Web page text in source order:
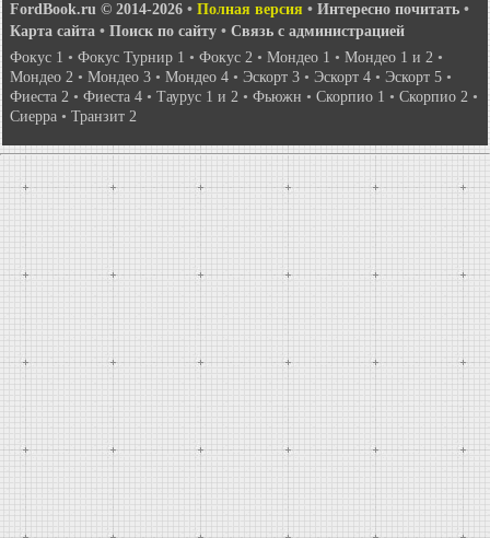
FordBook.ru © 2014-2026 • Полная версия • Интересно почитать •
Карта сайта • Поиск по сайту • Связь с администрацией
Фокус 1 • Фокус Турнир 1 • Фокус 2 • Мондео 1 • Мондео 1 и 2 •
Мондео 2 • Мондео 3 • Мондео 4 • Эскорт 3 • Эскорт 4 • Эскорт 5 •
Фиеста 2 • Фиеста 4 • Таурус 1 и 2 • Фьюжн • Скорпио 1 • Скорпио 2 •
Сиерра • Транзит 2